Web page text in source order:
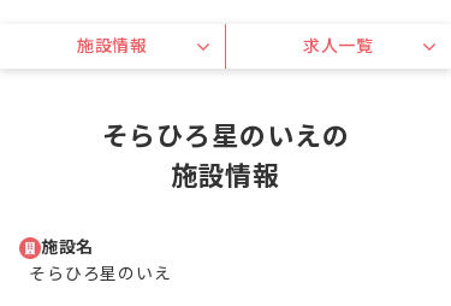
施設情報 求人一覧
そらひろ星のいえの
施設情報
施設名
そらひろ星のいえ